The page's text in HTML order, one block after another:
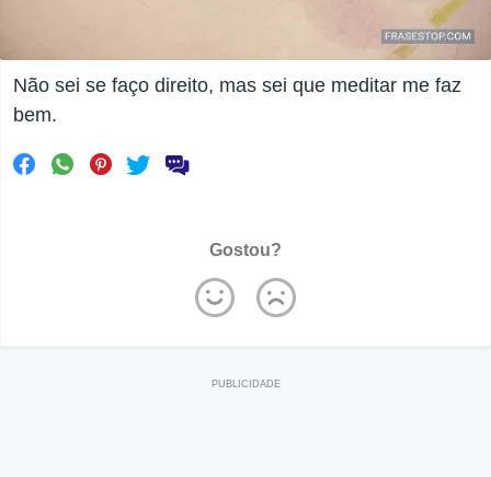
Não sei se faço direito, mas sei que meditar me faz
bem.
Gostou?